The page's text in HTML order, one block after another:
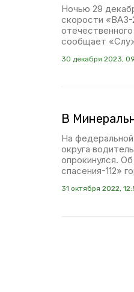
Ночью 29
скорости «ВАЗ-
сообщает
30 декабря 2023,
В
На
округа
опрокинулся.
спасения-112»
31 октября 2022,